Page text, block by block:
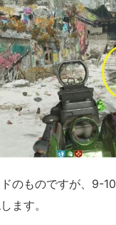
のものですが、9-
ます。